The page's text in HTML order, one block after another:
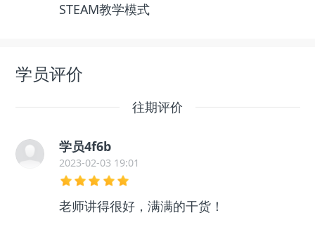
STEAM教学模式
学员评价
往期评价
学员4f6b
2023-02-03 19:01
老师讲得很好，满满的干货！